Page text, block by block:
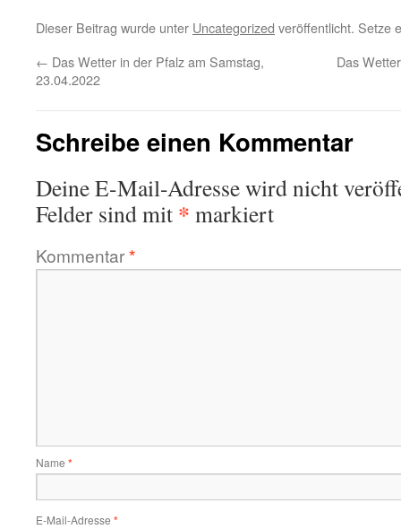
Dieser Beitrag wurde unter Uncategorized veröffentlicht. Setze
← Das Wetter in der Pfalz am Samstag,
23.04.2022
Das
Schreibe einen Kommentar
Deine E-Mail-Adresse wird nicht
Felder sind mit * markiert
Kommentar*
Name *
E-Mail-Adresse *